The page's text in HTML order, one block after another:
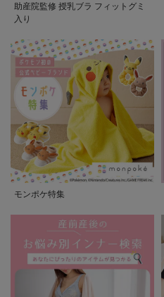
助産院監修 授乳ブラ フィットグミ
入り
モンポケ特集